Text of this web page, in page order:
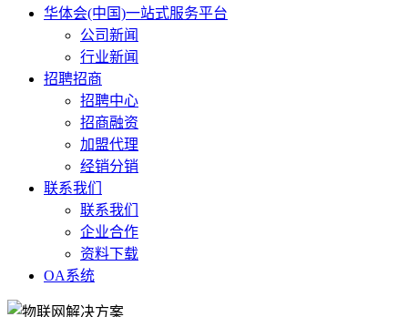
华体会(中国)一站式服务平台
公司新闻
行业新闻
招聘招商
招聘中心
招商融资
加盟代理
经销分销
联系我们
联系我们
企业合作
资料下载
OA系统